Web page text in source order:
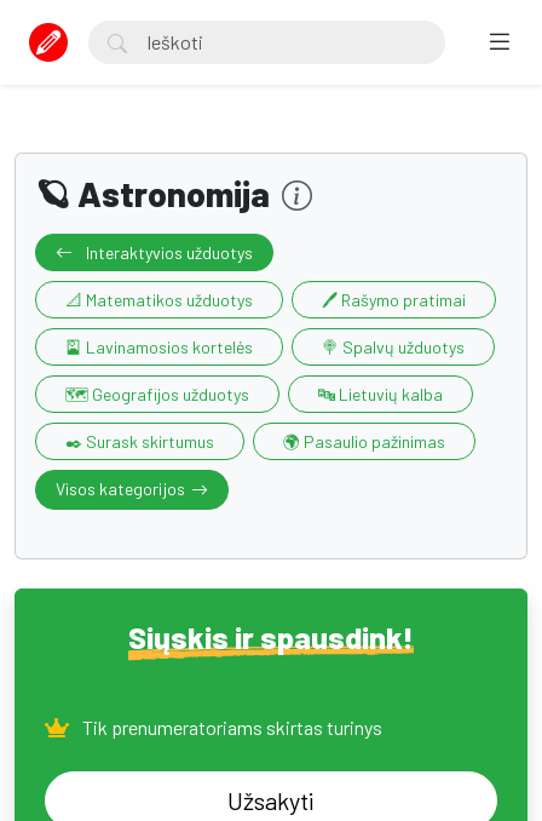
🪐 Astronomija
Interaktyvios užduotys
📐 Matematikos užduotys 🖊️ Rašymo pratimai
🎴 Lavinamosios kortelės 🍭 Spalvų užduotys
🗺️ Geografijos užduotys 🔤 Lietuvių kalba
✒️ Surask skirtumus 🌍 Pasaulio pažinimas
Visos kategorijos
Siųskis ir spausdink!
Tik prenumeratoriams skirtas turinys
Užsakyti